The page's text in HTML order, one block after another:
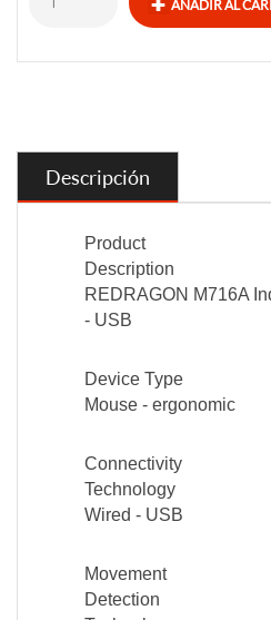
Descripción
Product
Description
REDRAGON M716A
- USB
Device Type
Mouse - ergonomic
Connectivity
Technology
Wired - USB
Movement
Detection